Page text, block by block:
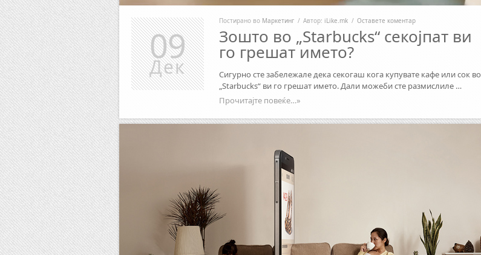
Постирано во Маркетинг / Автор: iLike.mk / Оставете коментар
Зошто во „Starbucks“ секојпат ви
го грешат името?
Сигурно сте забележале дека секогаш кога купувате кафе или сок во
„Starbucks“ ви го грешат името. Дали можеби сте размислиле …
Прочитајте повеќе…»
09
Дек